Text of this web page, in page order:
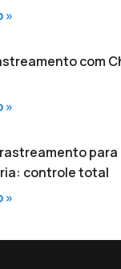
»
com
»
para
controle total
»